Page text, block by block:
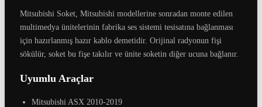
Mitsubishi Soket, Mitsubishi modellerine sonradan monte edilen
multimedya ünitelerinin fabrika ses sistemi tesisatına bağlanması
için hazırlanmış hazır kablo demetidir. Orijinal radyonun fişi
sökülür, soket bu fişe takılır ve ünite soketin diğer ucuna bağlanır.
Uyumlu Araçlar
Mitsubishi ASX 2010-2019